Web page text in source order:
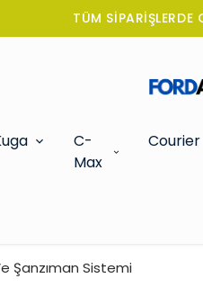
TÜM SİPARİŞLERDE
C-
Max
Courier
Şanzıman Sistemi